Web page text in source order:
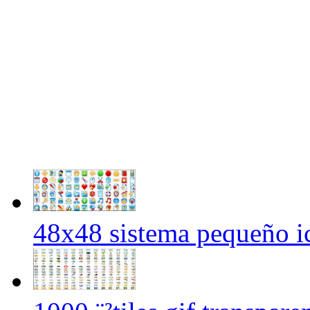
48x48 sistema pequeño